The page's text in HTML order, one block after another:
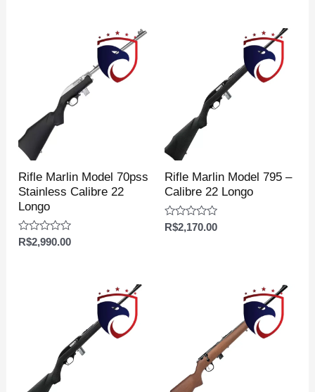
Rifle Marlin Model 70pss
Stainless Calibre 22
Longo
Avaliação
R$2,990.00
Rifle Marlin Model 795 –
Calibre 22 Longo
Avaliação
R$2,170.00